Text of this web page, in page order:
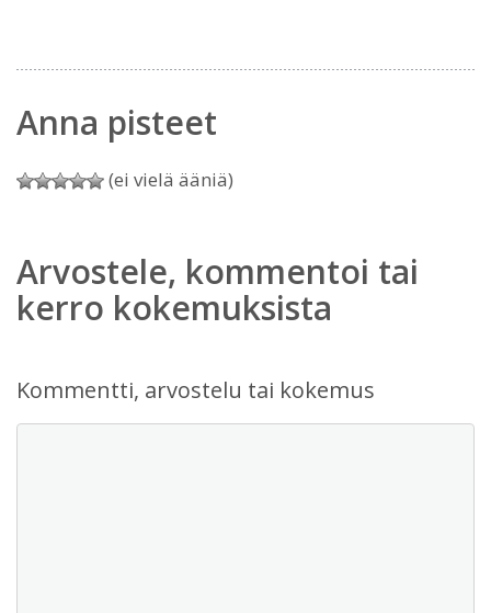
Anna pisteet
(ei vielä ääniä)
Arvostele, kommentoi tai
kerro kokemuksista
Kommentti, arvostelu tai kokemus